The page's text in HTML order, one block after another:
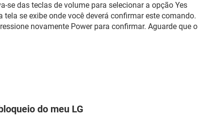
se das teclas de volume para selecionar a opção Yes
tela se exibe onde você deverá confirmar este comando.
novamente Power para confirmar. Aguarde que o
do meu LG